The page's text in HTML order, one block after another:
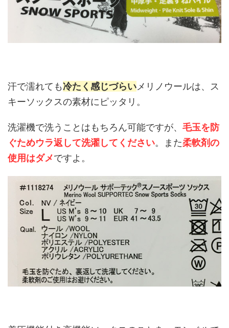
汗で濡れても冷たく感じづらいメリノウールは、ス
キーソックスの素材にピッタリ。
洗濯機で洗うことはもちろん可能ですが、 毛玉を防
ぐためウラ返して洗濯してください。また柔軟剤の
使用はダメですよ。